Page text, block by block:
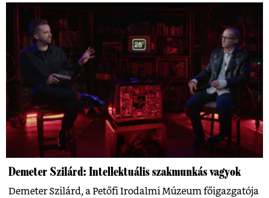
Demeter Szilárd: Intellektuális szakmunkás vagyok
Demeter Szilárd, a Petőfi Irodalmi Múzeum főigazgatója